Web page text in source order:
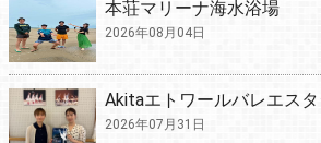
本荘マリーナ海水浴場
2026年08月04日
Akitaエトワールバレエス
2026年07月31日